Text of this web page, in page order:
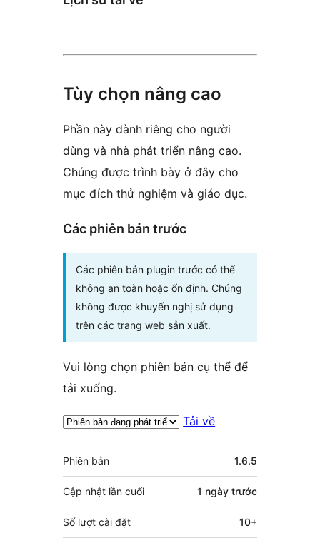
Tùy chọn nâng cao
Phần này dành riêng cho người
dùng và nhà phát triển nâng cao.
Chúng được trình bày ở đây cho
mục đích thử nghiệm và giáo dục.
Các phiên bản trước
Các phiên bản plugin trước có thể
không an toàn hoặc ổn định. Chúng
không được khuyến nghị sử dụng
trên các trang web sản xuất.
Vui lòng chọn phiên bản cụ thể để
tải xuống.
Tải về
Meta
Phiên bản 1.6.5
Cập nhật lần cuối 1 ngày trước
Số lượt cài đặt 10+